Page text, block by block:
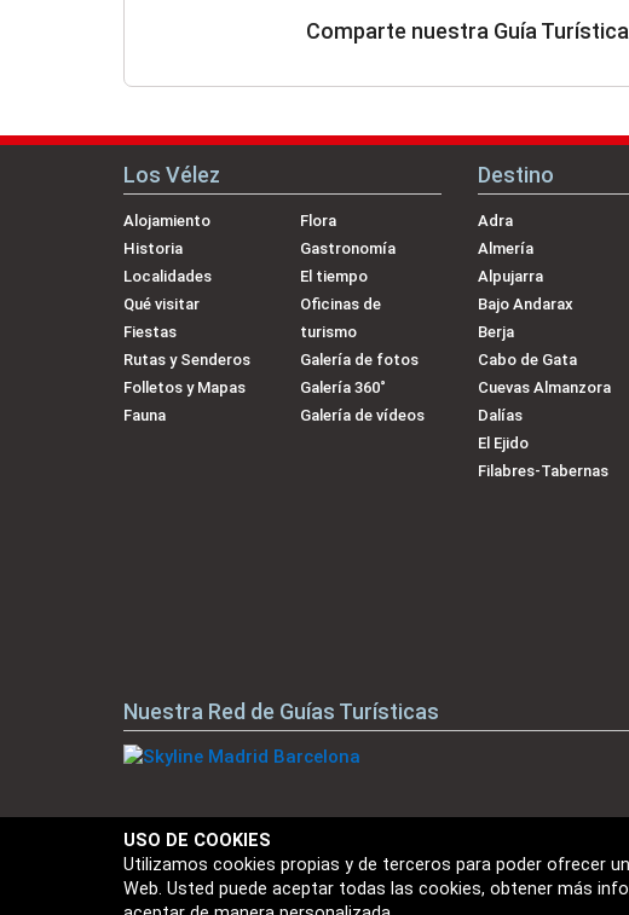
USO DE COOKIES
Utilizamos cookies propias y de terceros para poder ofrecer
Web. Usted puede aceptar todas las cookies, obtener más
Comparte nuestra Guía Turística
Los Vélez
Alojamiento
Historia
Localidades
Qué visitar
Fiestas
Rutas y Senderos
Folletos y Mapas
Fauna
Flora
Gastronomía
El tiempo
Oficinas de
turismo
Galería de fotos
Galería 360˚
Galería de vídeos
Destino
Adra
Almería
Alpujarra
Bajo Andarax
Berja
Cabo de Gata
Cuevas Almanzora
Dalías
El Ejido
Filabres-Tabernas
Nuestra Red de Guías Turísticas
Nuestras Marcas